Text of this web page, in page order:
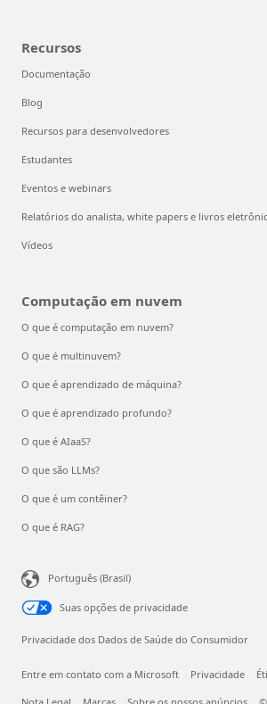
Recursos
Documentação
Blog
Recursos para desenvolvedores
Estudantes
Eventos e webinars
Relatórios do analista, white papers e livros
Vídeos
Computação em nuvem
O que é computação em nuvem?
O que é multinuvem?
O que é aprendizado de máquina?
O que é aprendizado profundo?
O que é AIaaS?
O que são LLMs?
O que é um contêiner?
O que é RAG?
Português (Brasil)
Suas opções de privacidade
Privacidade dos Dados de Saúde do Consumidor
Entre em contato com a Microsoft Privacidade